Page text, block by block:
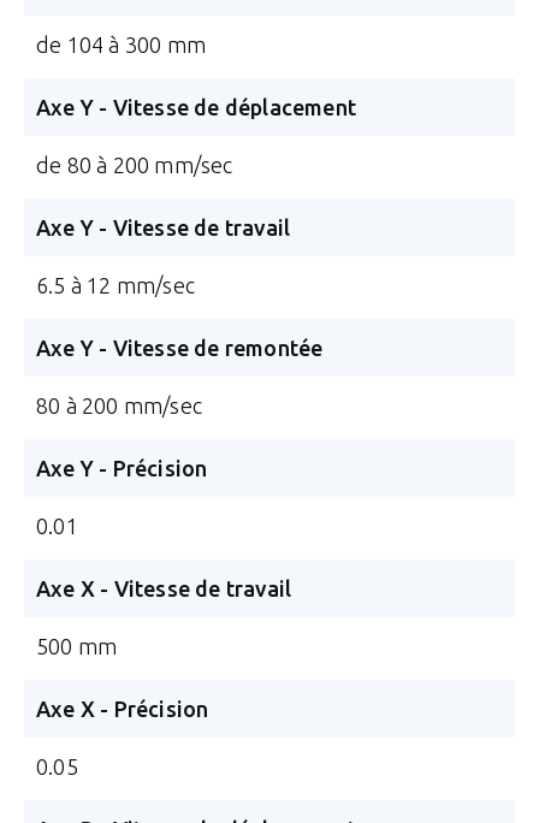
de 104 à 300 mm
Axe Y - Vitesse de déplacement
de 80 à 200 mm/sec
Axe Y - Vitesse de travail
6.5 à 12 mm/sec
Axe Y - Vitesse de remontée
80 à 200 mm/sec
Axe Y - Précision
0.01
Axe X - Vitesse de travail
500 mm
Axe X - Précision
0.05